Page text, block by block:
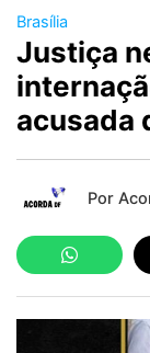
Brasília
Justiça
acusada
Por